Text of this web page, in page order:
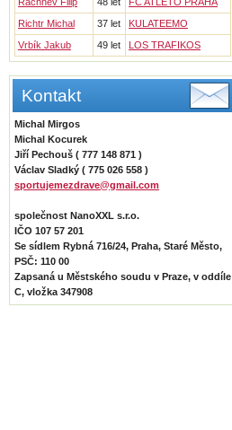
Richtr Michal
37 let
KULATEEMO
Vrbík Jakub
49 let LOS TRAFIKOS
Kontakt
Michal Mirgos
Michal Kocurek
Jiří Pechouš ( 777 148 871 )
Václav Sladký ( 775 026 558 )
sportujemezdrave@gmail.com
společnost NanoXXL s.r.o.
IČO 107 57 201
Se sídlem Rybná 716/24, Praha, Staré Město,
PSČ: 110 00
Zapsaná u Městského soudu v Praze, v oddíle
C, vložka 347908